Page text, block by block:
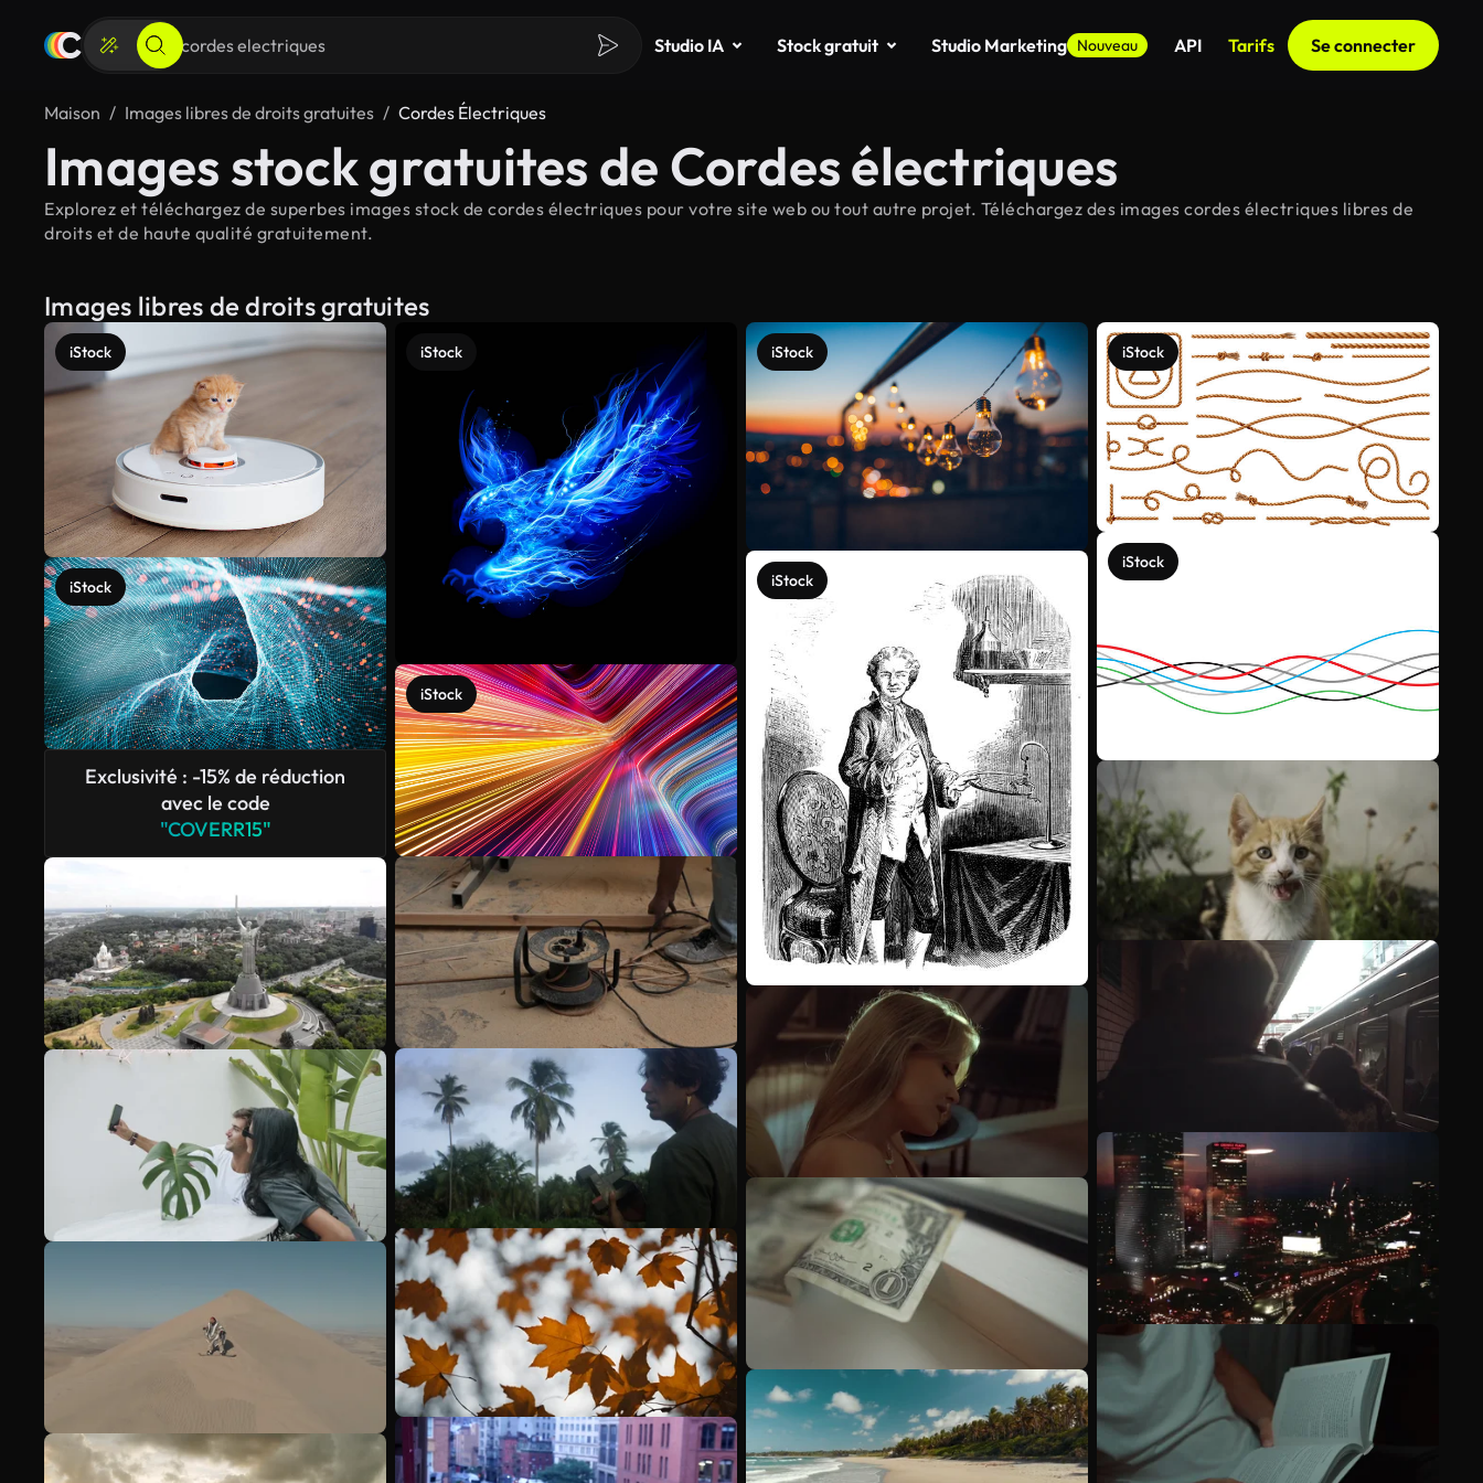
Studio IA Stock gratuit Studio Marketing Nouveau API Tarifs Se connecter
Maison Images libres de droits gratuites Cordes Électriques
Images stock gratuites de Cordes électriques
Explorez et téléchargez de superbes images stock de cordes électriques pour votre site web ou tout autre projet. Téléchargez des images cordes électriques libres de
droits et de haute qualité gratuitement.
Images libres de droits gratuites
iStock
iStock
Exclusivité : -15% de réduction
avec le code
"COVERR15"
iStock
iStock
iStock
iStock
iStock
iStock
Voir plus